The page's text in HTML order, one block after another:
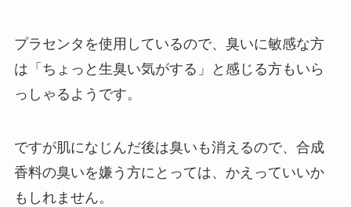
プラセンタを使用しているので、臭いに敏感な方
は「ちょっと生臭い気がする」と感じる方もいら
っしゃるようです。
ですが肌になじんだ後は臭いも消えるので、合成
香料の臭いを嫌う方にとっては、かえっていいか
もしれません。